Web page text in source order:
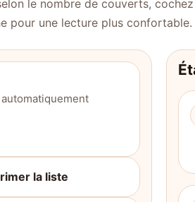
le nombre de couverts,
pour une lecture plus confortable.
la liste